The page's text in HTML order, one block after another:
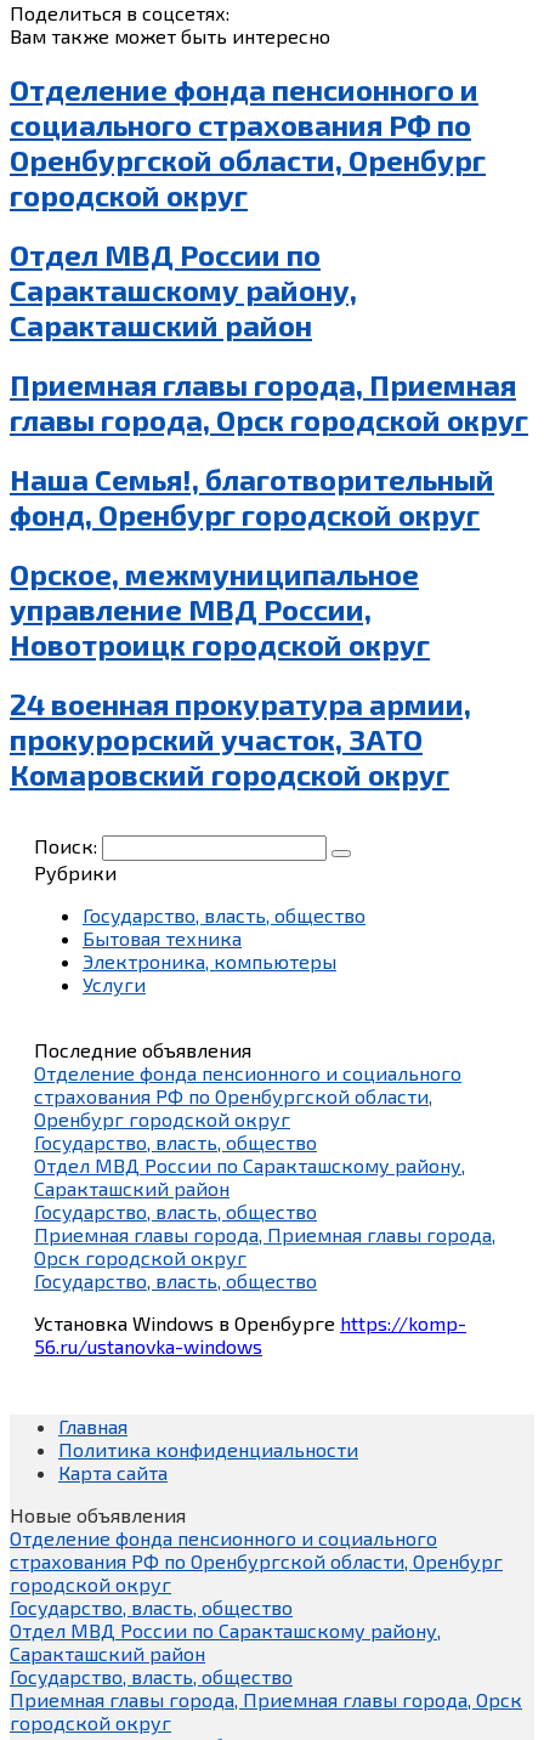
Поделиться в соцсетях:
Вам также может быть интересно
Отделение фонда пенсионного и
социального страхования РФ по
Оренбургской области, Оренбург
городской округ
Отдел МВД России по
Саракташскому району,
Саракташский район
Приемная главы города, Приемная
главы города, Орск городской округ
Наша Семья!, благотворительный
фонд, Оренбург городской округ
Орское, межмуниципальное
управление МВД России,
Новотроицк городской округ
24 военная прокуратура армии,
прокурорский участок, ЗАТО
Комаровский городской округ
Поиск:
Рубрики
Государство, власть, общество
Бытовая техника
Электроника, компьютеры
Услуги
Последние объявления
Отделение фонда пенсионного и социального
страхования РФ по Оренбургской области,
Оренбург городской округ
Государство, власть, общество
Отдел МВД России по Саракташскому району,
Саракташский район
Государство, власть, общество
Приемная главы города, Приемная главы города,
Орск городской округ
Государство, власть, общество
Установка Windows в Оренбурге https://komp-
56.ru/ustanovka-windows
Главная
Политика конфиденциальности
Карта сайта
Новые объявления
Отделение фонда пенсионного и социального
страхования РФ по Оренбургской области, Оренбург
городской округ
Государство, власть, общество
Отдел МВД России по Саракташскому району,
Саракташский район
Государство, власть, общество
Приемная главы города, Приемная главы города, Орск
городской округ